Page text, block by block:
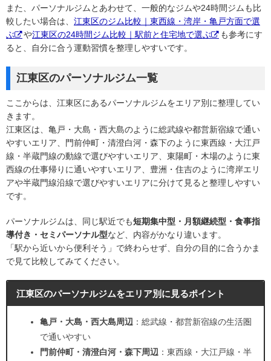
また、パーソナルジムとあわせて、一般的なジムや24時間ジムも比
較したい場合は、 江東区のジム比較｜東西線・湾岸・亀戸方面で選
ぶ
や江東区の24時間ジム比較｜駅前と住宅地で選ぶ
も参考にす
ると、自分に合う運動習慣を整理しやすいです。
江東区のパーソナルジム一覧
ここからは、江東区にあるパーソナルジムをエリア別に整理してい
きます。
江東区は、亀戸・大島・西大島のように総武線や都営新宿線で通い
やすいエリア、門前仲町・清澄白河・森下のように東西線・大江戸
線・半蔵門線の動線で選びやすいエリア、東陽町・木場のように東
西線の仕事帰りに通いやすいエリア、豊洲・住吉のように湾岸エリ
アや半蔵門線沿線で選びやすいエリアに分けて見ると整理しやすい
です。
パーソナルジムは、同じ駅近でも短期集中型・月額継続型・食事指
導付き・セミパーソナル型など、内容がかなり違います。
「駅から近いから便利そう」で終わらせず、自分の目的に合うかま
で見て比較してみてください。
江東区のパーソナルジムをエリア別に見るポイント
亀戸・大島・西大島周辺 ：総武線・都営新宿線の生活圏
で通いやすい
門前仲町・清澄白河・森下周辺 ：東西線・大江戸線・半